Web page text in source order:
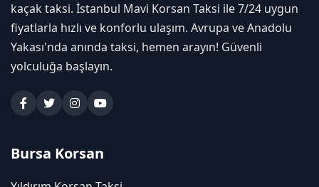
kaçak taksi. İstanbul Mavi Korsan Taksi ile 7/24 uygun
fiyatlarla hızlı ve konforlu ulaşım. Avrupa ve Anadolu
Yakası'nda anında taksi, hemen arayın! Güvenli
yolculuğa başlayın.
Bursa Korsan